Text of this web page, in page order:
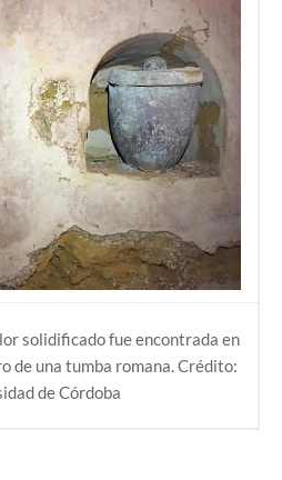
solidificado fue encontrada en
de una tumba romana. Crédito:
de Córdoba